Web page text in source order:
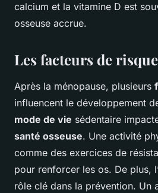
calcium et la vitamine D est
osseuse accrue.
Les facteurs de
Après la ménopause, plusieurs
influencent le développement
mode de vie sédentaire
santé osseuse. Une activité
comme des exercices de
pour renforcer les os. De plus,
rôle clé dans la prévention. Un